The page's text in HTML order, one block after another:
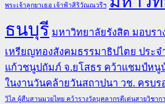
พระเจ้าลูกยาเธอ เจ้าฟ้าสิริวัณณวรีฯ
ธนบุรี มหาวิทยาลัยรังสิต มอบร
เหรียญทองสังคมธรรมาธิปไตย ประ
แก้วชนูปถัมภ์ จ.ยโสธร คว้าแชมป์หนู
ในงานวันคล้ายวันสถาปนา วช. ครบร
วิไล ผู้สืบสานมวยไทย คว้ารางวัลบุคลากรดีเด่นสายวิชาก